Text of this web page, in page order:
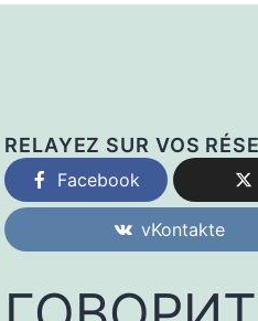
RELAYEZ SUR VOS
Facebook
vKontakte